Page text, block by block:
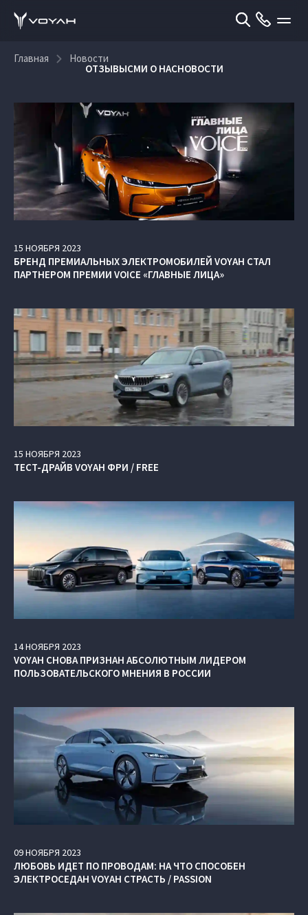
Главная Новости
ОТЗЫВЫСМИ О НАСНОВОСТИ
15 НОЯБРЯ 2023
БРЕНД ПРЕМИАЛЬНЫХ ЭЛЕКТРОМОБИЛЕЙ VOYAH СТАЛ
ПАРТНЕРОМ ПРЕМИИ VOICE «ГЛАВНЫЕ ЛИЦА»
15 НОЯБРЯ 2023
ТЕСТ-ДРАЙВ VOYAH ФРИ / FREE
14НОЯБРЯ 2023
VOYAH СНОВА ПРИЗНАН АБСОЛЮТНЫМ ЛИДЕРОМ
ПОЛЬЗОВАТЕЛЬСКОГО МНЕНИЯ В РОССИИ
09НОЯБРЯ 2023
ЛЮБОВЬ ИДЕТ ПО ПРОВОДАМ: НА ЧТО СПОСОБЕН
ЭЛЕКТРОСЕДАН VOYAH СТРАСТЬ / PASSION